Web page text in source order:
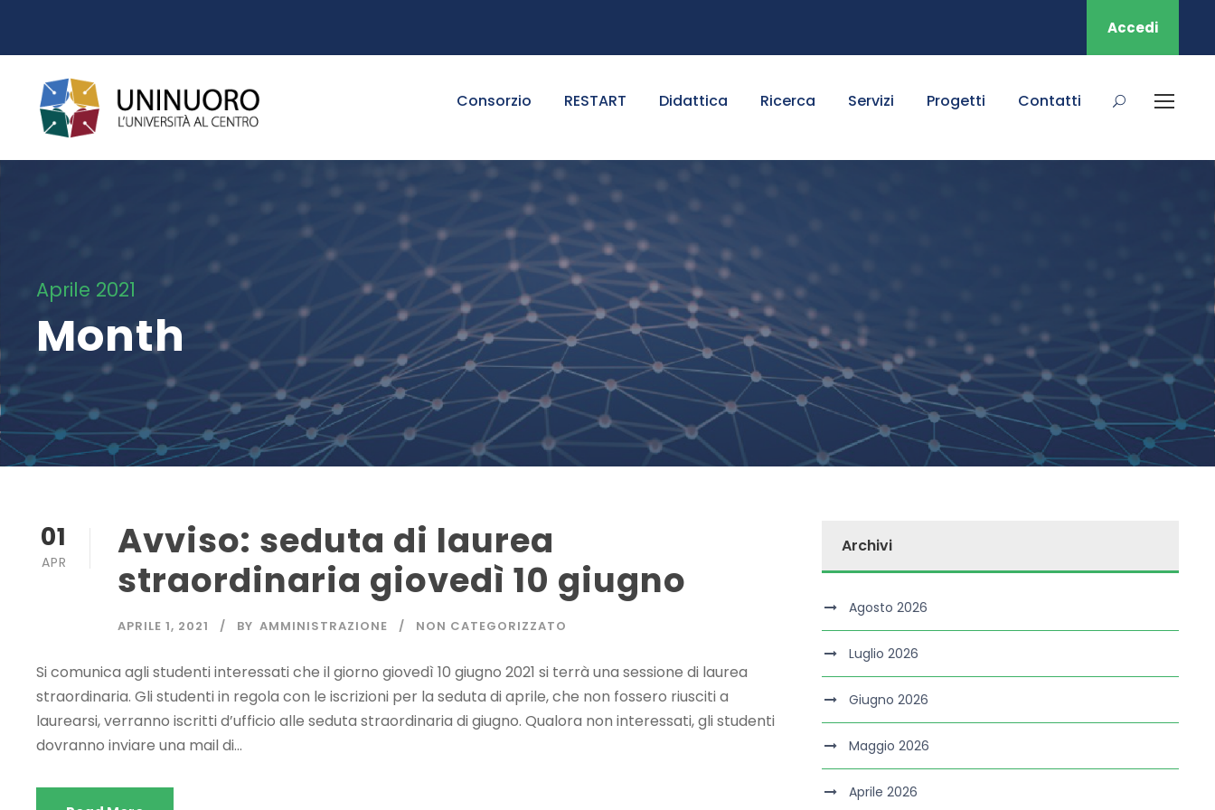
Accedi
Consorzio RESTART Didattica Ricerca Servizi Progetti Contatti
Aprile 2021
Month
01
APR
Avviso: seduta di laurea
straordinaria giovedì 10 giugno
APRILE 1, 2021 BY AMMINISTRAZIONE NON CATEGORIZZATO
Si comunica agli studenti interessati che il giorno giovedì 10 giugno 2021 si terrà una sessione di laurea
straordinaria. Gli studenti in regola con le iscrizioni per la seduta di aprile, che non fossero riusciti a
laurearsi, verranno iscritti d’ufficio alle seduta straordinaria di giugno. Qualora non interessati, gli studenti
dovranno inviare una mail di...
Archivi
Agosto 2026
Luglio 2026
Giugno 2026
Maggio 2026
Aprile 2026